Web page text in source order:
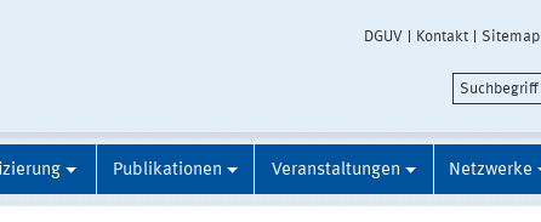
DGUV Kontakt Sitemap
Publikationen Veranstaltungen Netzwerke